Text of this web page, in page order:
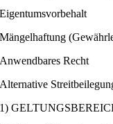
Eigentumsvorbehalt
Mängelhaftung
Anwendbares Recht
Alternative
1)